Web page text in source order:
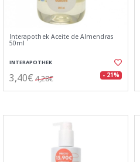
Interapothek Aceite de Almendras
50ml
INTERAPOTHEK
3,40€ 4,28€ - 21%